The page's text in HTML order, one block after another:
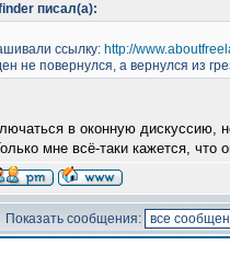
писал(а):
ссылку: http://
не повернулся, а вернулся из
в оконную дискуссию,
мне всё-таки кажется, что
Показать сообщения: